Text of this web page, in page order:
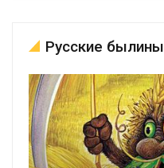
Русские былины